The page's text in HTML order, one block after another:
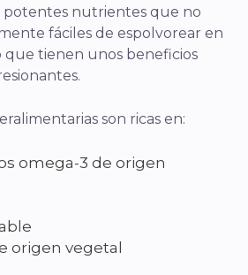
potentes nutrientes que no
fáciles de espolvorear en
que tienen unos beneficios
son ricas en:
omega-3 de origen
origen vegetal